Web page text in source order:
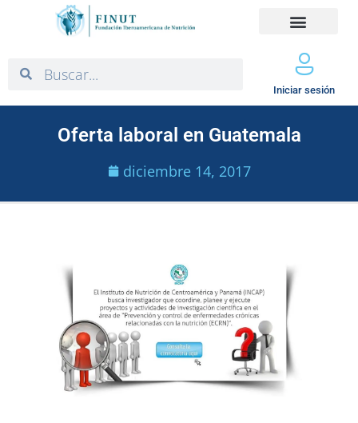
Iniciar sesión
Oferta laboral en Guatemala
diciembre 14, 2017